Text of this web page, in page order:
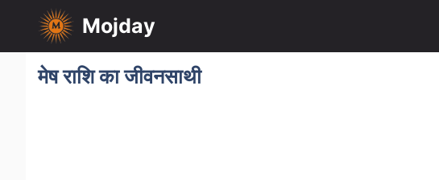
content
Mojday
मेष राशि का जीवनसाथी